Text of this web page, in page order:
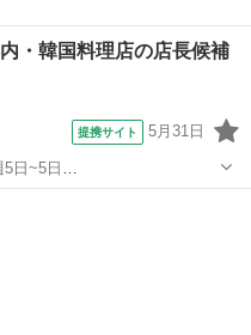
・韓国料理店の店長候補
提携サイト 5月31日
/火/水/木/金/土/日 などから選